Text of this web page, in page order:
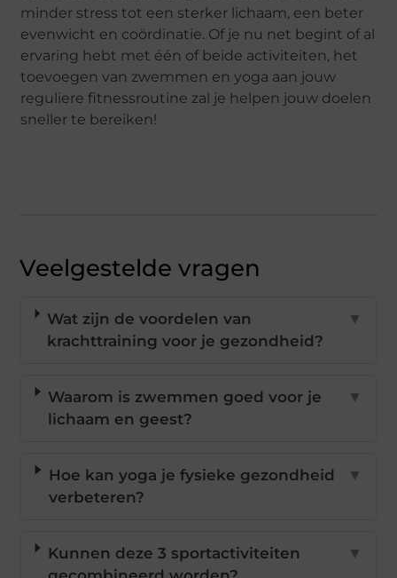
minder stress tot een sterker lichaam, een beter
evenwicht en coördinatie. Of je nu net begint of al
ervaring hebt met één of beide activiteiten, het
toevoegen van zwemmen en yoga aan jouw
reguliere fitnessroutine zal je helpen jouw doelen
sneller te bereiken!
Veelgestelde vragen
Wat zijn de voordelen van
krachttraining voor je gezondheid?
▼
Waarom is zwemmen goed voor je
lichaam en geest?
▼
Hoe kan yoga je fysieke gezondheid
verbeteren?
▼
Kunnen deze 3 sportactiviteiten
▼